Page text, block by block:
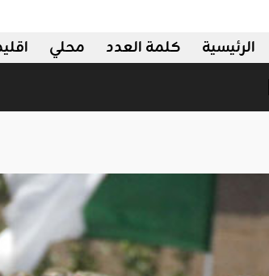
محلي كلمة العدد الرئيسية